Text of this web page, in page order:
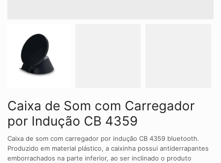
Caixa de Som com Carregador
por Indução CB 4359
Caixa de som com carregador por indução CB 4359 bluetooth.
Produzido em material plástico, a caixinha possui antiderrapantes
emborrachados na parte inferior, ao ser inclinado o produto